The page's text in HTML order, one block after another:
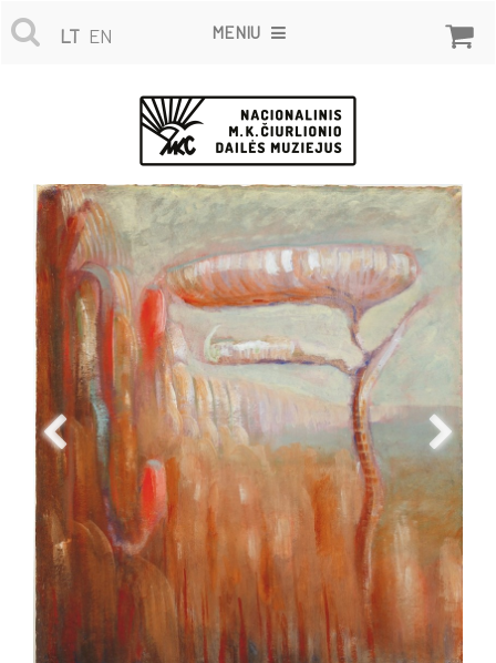
LT EN MENIU